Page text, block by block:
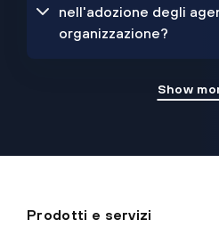
nell'adozione degli
organizzazione?
Show
Prodotti e servizi